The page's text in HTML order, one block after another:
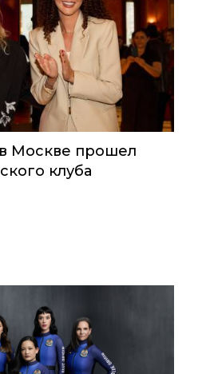
в Москве прошел
клуба